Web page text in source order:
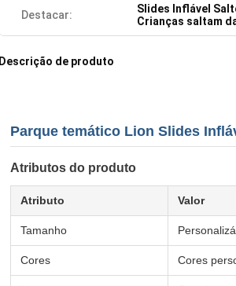
Destacar: Slides Inflável
Crianças saltam
Descrição de produto
Parque temático Lion Slides
Atributos do produto
Atributo Valor
Tamanho
Cores Cores